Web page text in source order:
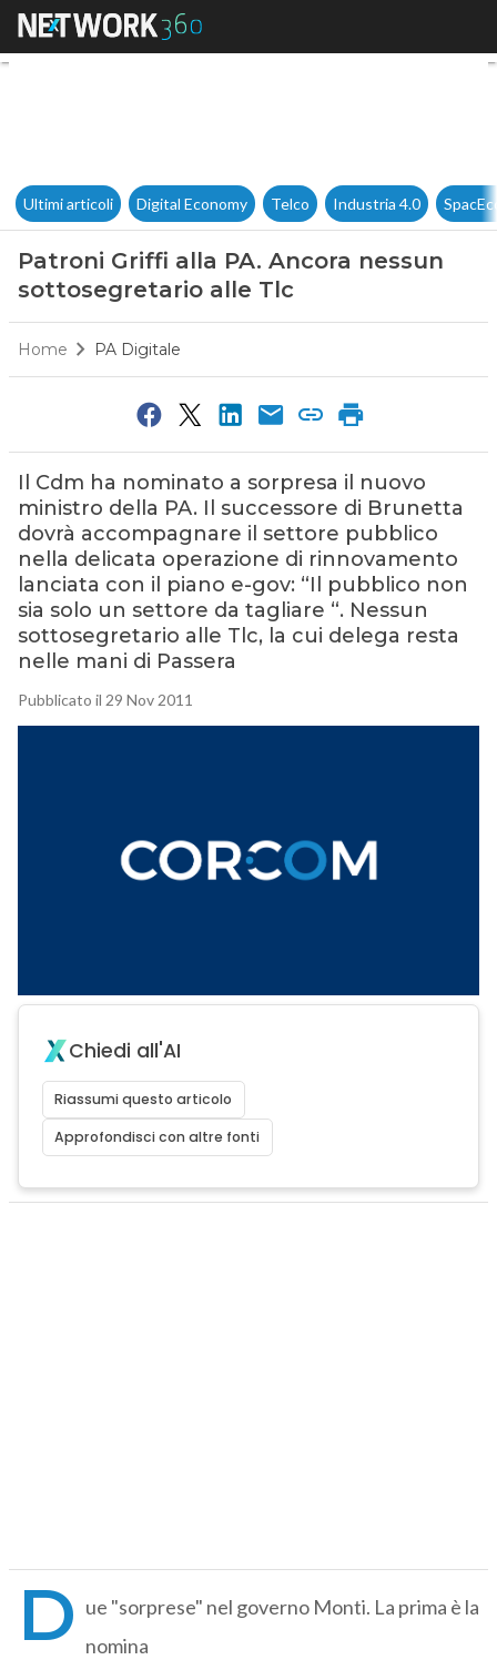
Patroni Griffi alla PA. Ancora
Ultimi articoli Digital Economy Telco Industria 4.0
Patroni Griffi alla PA. Ancora nessun
sottosegretario alle Tlc
Home PA Digitale
Il Cdm ha nominato a sorpresa il nuovo
ministro della PA. Il successore di Brunetta
dovrà accompagnare il settore pubblico
nella delicata operazione di rinnovamento
lanciata con il piano e-gov: “Il pubblico non
sia solo un settore da tagliare “. Nessun
sottosegretario alle Tlc, la cui delega resta
nelle mani di Passera
Pubblicato il 29 Nov 2011
Chiedi all'AI
Riassumi questo articolo
Approfondisci con altre fonti
D ue "sorprese" nel governo Monti. La prima è la
nomina